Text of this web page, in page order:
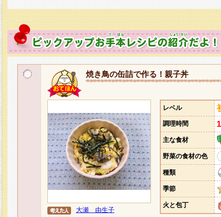
焼き鳥の缶詰で作る！親子丼
大瀬 由生子
レベル
調理時間
主な食材
野菜の食材の色
種類
季節
火と包丁